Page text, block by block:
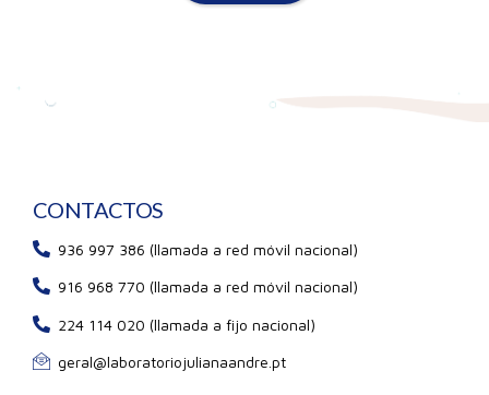
CONTACTOS
936 997 386 (llamada a red móvil nacional)
916 968 770 (llamada a red móvil nacional)
224 114 020 (llamada a fijo nacional)
geral@laboratoriojulianaandre.pt